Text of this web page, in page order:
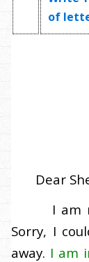
of
Dear
I am
Sorry, I
away. I am